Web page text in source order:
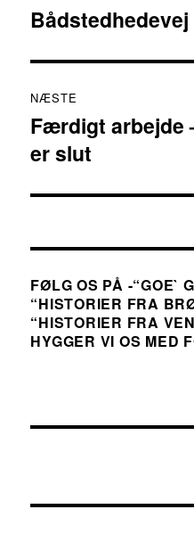
indlæg:
Bådstedhedevej
NÆSTE
Næste
indlæg:
Færdigt arbejde
er slut
FØLG OS PÅ -“GOE`
“HISTORIER FRA
“HISTORIER FRA
HYGGER VI OS MED